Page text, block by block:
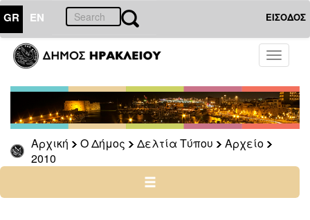
GR EN ΕΙΣΟΔΟΣ
Toggle
Αρχική Ο Δήμος Δελτία Τύπου
Αρχείο
2010
ΔΗΜΟΣ
Δελτία
Τύπου
Αρχείο
2026
2025